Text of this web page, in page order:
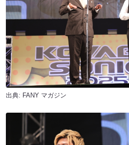
出典: FANY マガジン